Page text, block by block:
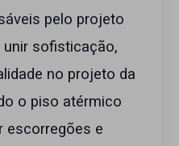
pelo projeto
sofisticação,
no projeto da
o piso atérmico
escorregões e